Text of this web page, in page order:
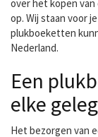
over het kopen
op. Wij staan voor
plukboeketten
Nederland.
Een
elke
Het bezorgen van